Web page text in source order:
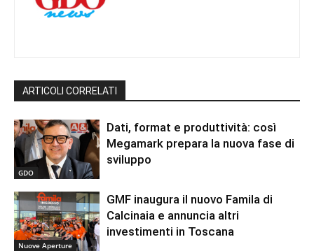
ARTICOLI CORRELATI
GDO
Dati, format e produttività: così
Megamark prepara la nuova fase di
sviluppo
Nuove Aperture
GMF inaugura il nuovo Famila di
Calcinaia e annuncia altri
investimenti in Toscana